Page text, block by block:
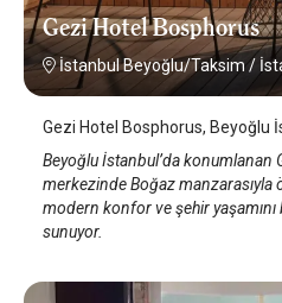
Gezi Hotel Bosphorus
İstanbul Beyoğlu/Taksim /
Gezi Hotel Bosphorus, Beyoğlu
Beyoğlu İstanbul’da konumlanan
merkezinde Boğaz manzarasıyla
modern konfor ve şehir
sunuyor.